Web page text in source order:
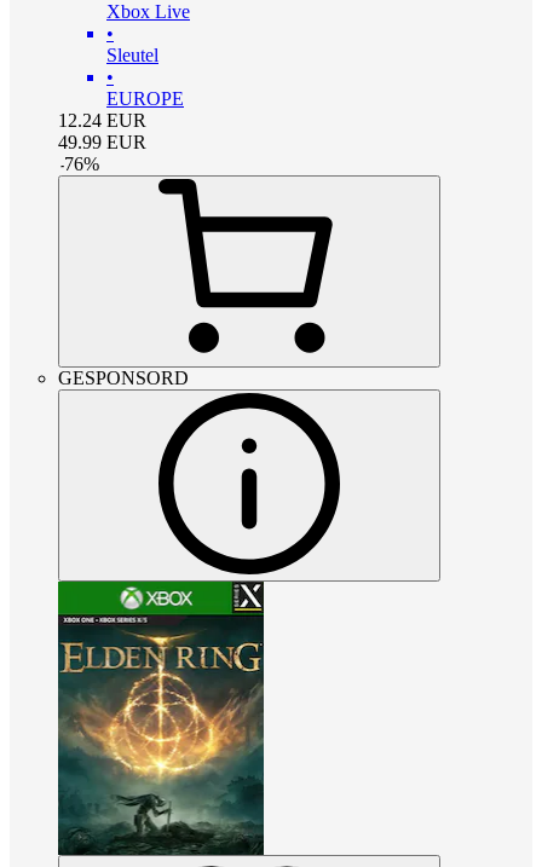
Xbox Live
•
Sleutel
•
EUROPE
12.24 EUR
49.99 EUR
-76%
GESPONSORD